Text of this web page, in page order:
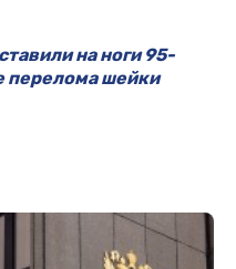
на ноги 95-
перелома шейки